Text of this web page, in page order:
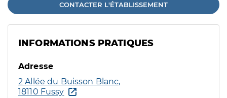
CONTACTER L'ÉTABLISSEMENT
INFORMATIONS PRATIQUES
Adresse
2 Allée du Buisson Blanc,
18110 Fussy